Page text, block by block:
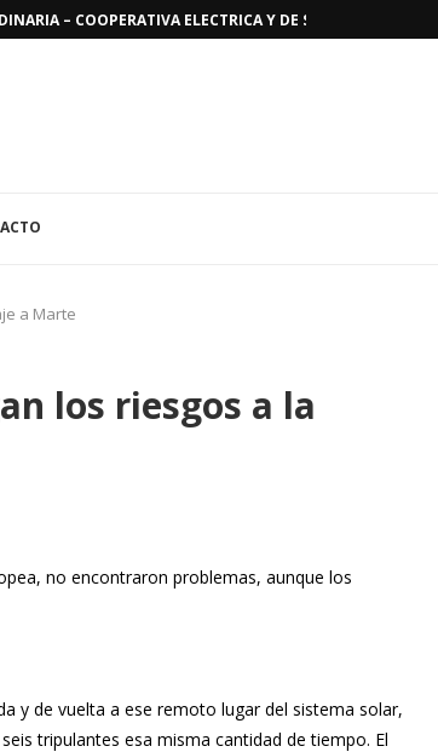
– COOPERATIVA ELECTRICA Y DE SERVICIOS
a Marte
los riesgos a la
no encontraron problemas, aunque los
y de vuelta a ese remoto lugar del sistema solar,
tripulantes esa misma cantidad de tiempo. El